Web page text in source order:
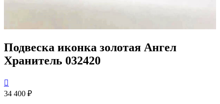
Подвеска иконка золотая Ангел
Хранитель 032420

34 400 ₽